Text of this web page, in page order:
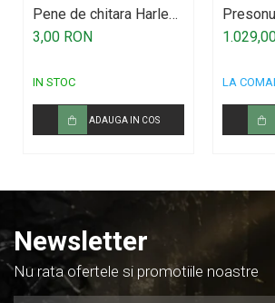
Pene de chitara Harley
Benton
3,00 RON
IN STOC
ADAUGA IN COS
LA
Newsletter
Nu rata ofertele si promotiile noastre